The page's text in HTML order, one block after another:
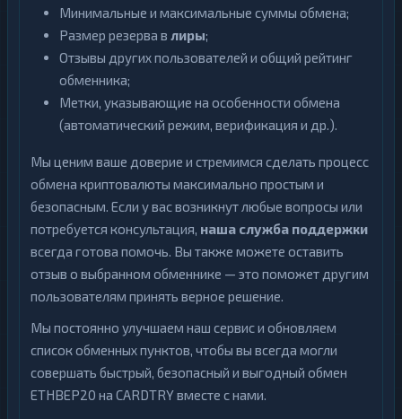
Минимальные и максимальные суммы обмена;
Размер резерва в лиры;
Отзывы других пользователей и общий рейтинг
обменника;
Метки, указывающие на особенности обмена
(автоматический режим, верификация и др.).
Мы ценим ваше доверие и стремимся сделать процесс
обмена криптовалюты максимально простым и
безопасным. Если у вас возникнут любые вопросы или
потребуется консультация, наша служба поддержки
всегда готова помочь. Вы также можете оставить
отзыв о выбранном обменнике — это поможет другим
пользователям принять верное решение.
Мы постоянно улучшаем наш сервис и обновляем
список обменных пунктов, чтобы вы всегда могли
совершать быстрый, безопасный и выгодный обмен
ETHBEP20 на CARDTRY вместе с нами.